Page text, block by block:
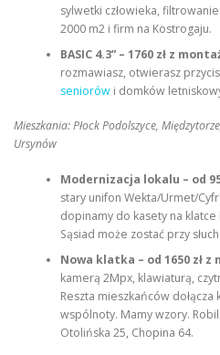
sylwetki człowieka,
2000 m2 i firm na Kostrogaju.
BASIC 4.3” – 1760 zł z
rozmawiasz, otwierasz
seniorówi domków
Mieszkania: Płock Podolszyce,
Ursynów
Modernizacja lokalu – od
stary unifon Wekta/Urmet/
dopinamy do kasety na klatce
Sąsiad może zostać przy
Nowa klatka – od 1650 zł z
kamerą 2Mpx, klawiaturą,
Reszta mieszkańców dołącza
wspólnoty. Mamy wzory.
Otolińska 25, Chopina 64.